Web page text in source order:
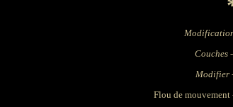
Couches
Modifier
Flou de mouvement